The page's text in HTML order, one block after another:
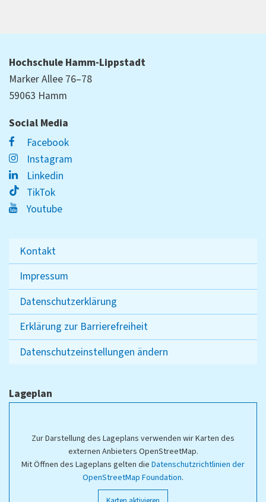
Hochschule Hamm-Lippstadt
Marker Allee 76–78
59063 Hamm
Social Media
Facebook
Instagram
Linkedin
TikTok
Youtube
Kontakt
Impressum
Datenschutzerklärung
Erklärung zur Barrierefreiheit
Datenschutzeinstellungen ändern
Lageplan
Zur Darstellung des Lageplans verwenden wir Karten des
externen Anbieters OpenStreetMap.
Mit Öffnen des Lageplans gelten die Datenschutzrichtlinien der
OpenStreetMap Foundation.